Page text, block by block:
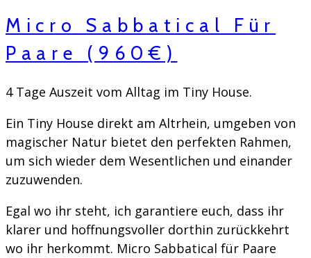
Micro Sabbatical Für
Paare (960€)
4 Tage Auszeit vom Alltag im Tiny House.
Ein Tiny House direkt am Altrhein, umgeben von
magischer Natur bietet den perfekten Rahmen,
um sich wieder dem Wesentlichen und einander
zuzuwenden.
Egal wo ihr steht, ich garantiere euch, dass ihr
klarer und hoffnungsvoller dorthin zurückkehrt
wo ihr herkommt. Micro Sabbatical für Paare